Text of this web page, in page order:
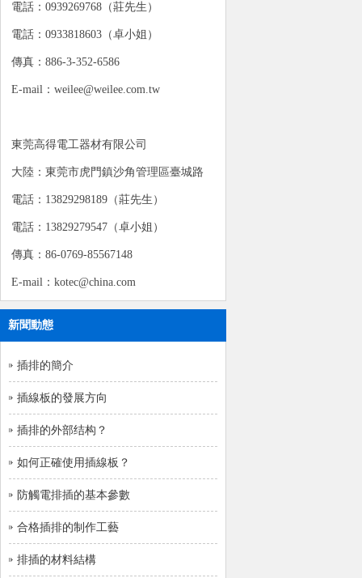
電話：0939269768（莊先生）
電話：0933818603（卓小姐）
傳真：886-3-352-6586
E-mail：weilee@weilee.com.tw
東莞高得電工器材有限公司
大陸：東莞市虎門鎮沙角管理區臺城路
電話：13829298189（莊先生）
電話：13829279547（卓小姐）
傳真：86-0769-85567148
E-mail：kotec@china.com
新聞動態
插排的簡介
插線板的發展方向
插排的外部结构？
如何正確使用插線板？
防觸電排插的基本參數
合格插排的制作工藝
排插的材料結構